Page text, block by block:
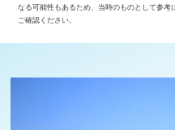
なる可能性もあるため、当時のものとして参
ご確認ください。